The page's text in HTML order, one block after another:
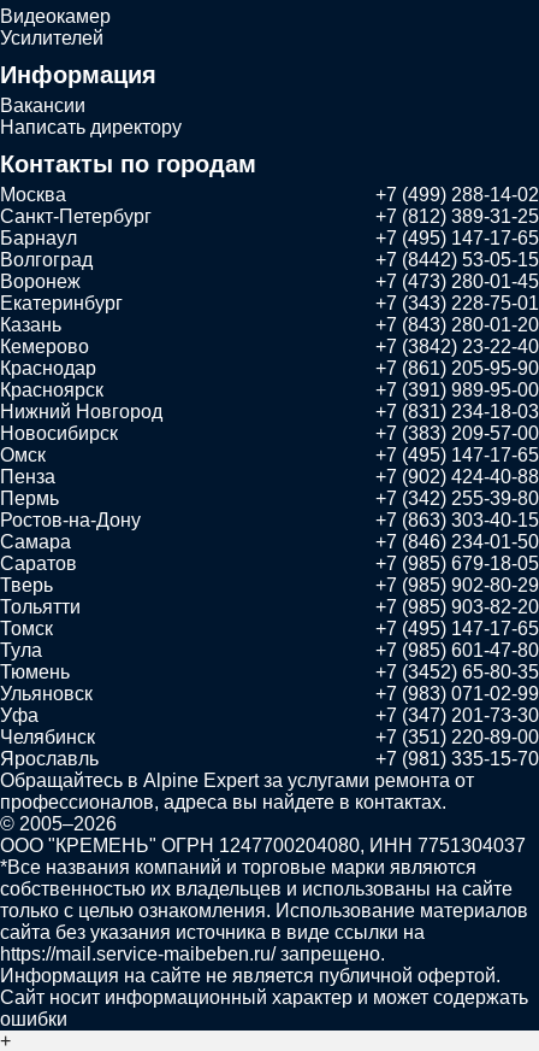
Видеокамер
Усилителей
Информация
Вакансии
Написать директору
Контакты по городам
Москва
+7 (499) 288-14-02
Санкт-Петербург
+7 (812) 389-31-25
Барнаул
+7 (495) 147-17-65
Волгоград
+7 (8442) 53-05-15
Воронеж
+7 (473) 280-01-45
Екатеринбург
+7 (343) 228-75-01
Казань
+7 (843) 280-01-20
Кемерово
+7 (3842) 23-22-40
Краснодар
+7 (861) 205-95-90
Красноярск
+7 (391) 989-95-00
Нижний Новгород
+7 (831) 234-18-03
Новосибирск
+7 (383) 209-57-00
Омск
+7 (495) 147-17-65
Пенза
+7 (902) 424-40-88
Пермь
+7 (342) 255-39-80
Ростов-на-Дону
+7 (863) 303-40-15
Самара
+7 (846) 234-01-50
Саратов
+7 (985) 679-18-05
Тверь
+7 (985) 902-80-29
Тольятти
+7 (985) 903-82-20
Томск
+7 (495) 147-17-65
Тула
+7 (985) 601-47-80
Тюмень
+7 (3452) 65-80-35
Ульяновск
+7 (983) 071-02-99
Уфа
+7 (347) 201-73-30
Челябинск
+7 (351) 220-89-00
Ярославль
+7 (981) 335-15-70
Обращайтесь в Alpine Expertза услугами ремонта от
профессионалов, адреса вы найдете в контактах.
© 2005–2026
ООО "КРЕМЕНЬ" ОГРН 1247700204080, ИНН 7751304037
*Все названия компаний и торговые марки являются
собственностью их владельцев и использованы на сайте
только с целью ознакомления. Использование материалов
сайта без указания источника в виде ссылки на
https://mail.service-maibeben.ru/ запрещено.
Информация на сайте не является публичной офертой.
Сайт носит информационный характер и может содержать
ошибки
+